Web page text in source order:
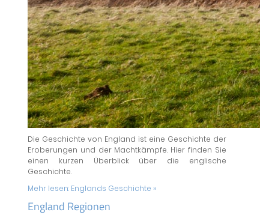
Die Geschichte von England ist eine Geschichte der
Eroberungen und der Machtkämpfe. Hier finden Sie
einen kurzen Überblick über die englische
Geschichte.
Mehr lesen: Englands Geschichte »
England Regionen